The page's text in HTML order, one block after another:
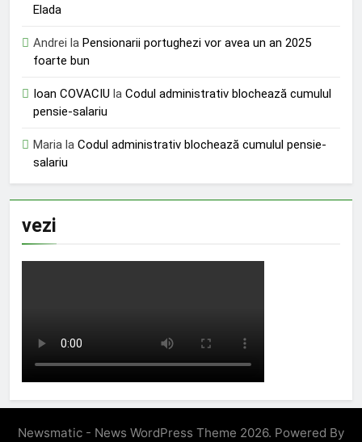
Elada
Andrei la Pensionarii portughezi vor avea un an 2025
foarte bun
Ioan COVACIU la Codul administrativ blochează cumulul
pensie-salariu
Maria la Codul administrativ blochează cumulul pensie-
salariu
vezi
Newsmatic - News WordPress Theme 2026. Powered By